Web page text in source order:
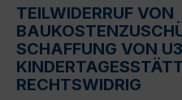
TEILWIDERRUF VON
SCHAFFUNG VON
RECHTSWIDRIG